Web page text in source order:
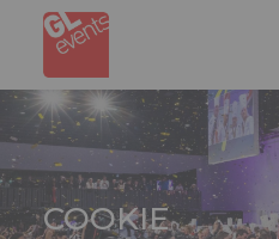
content
COOKIE
Cookie管理面板